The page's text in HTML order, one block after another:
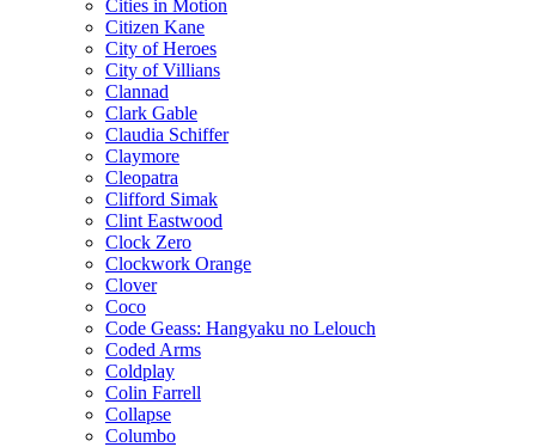
Cities in Motion
Citizen Kane
City of Heroes
City of Villians
Clannad
Clark Gable
Claudia Schiffer
Claymore
Cleopatra
Clifford Simak
Clint Eastwood
Clock Zero
Clockwork Orange
Clover
Coco
Code Geass: Hangyaku no Lelouch
Coded Arms
Coldplay
Colin Farrell
Collapse
Columbo